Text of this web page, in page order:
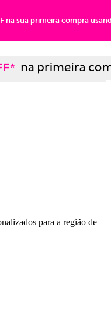
na sua primeira compra
para a região de